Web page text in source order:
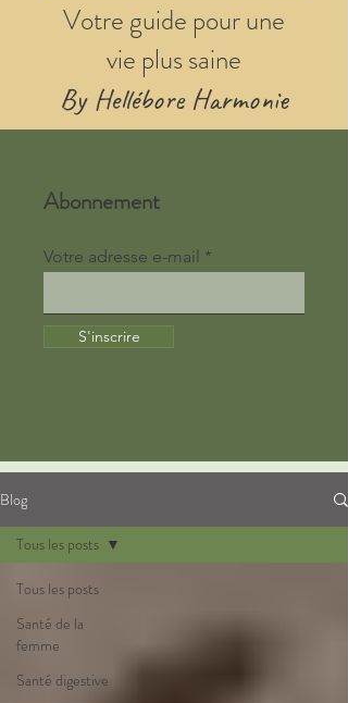
Votre guide pour une
vie plus saine
By Hellébore Harmonie
Abonnement
Votre adresse e-mail
S'inscrire
Blog
Tous les posts
Santé de la
femme
Santé digestive
Tous les posts